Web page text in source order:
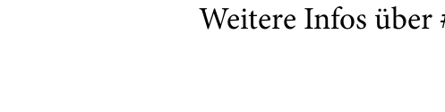
Weitere Infos